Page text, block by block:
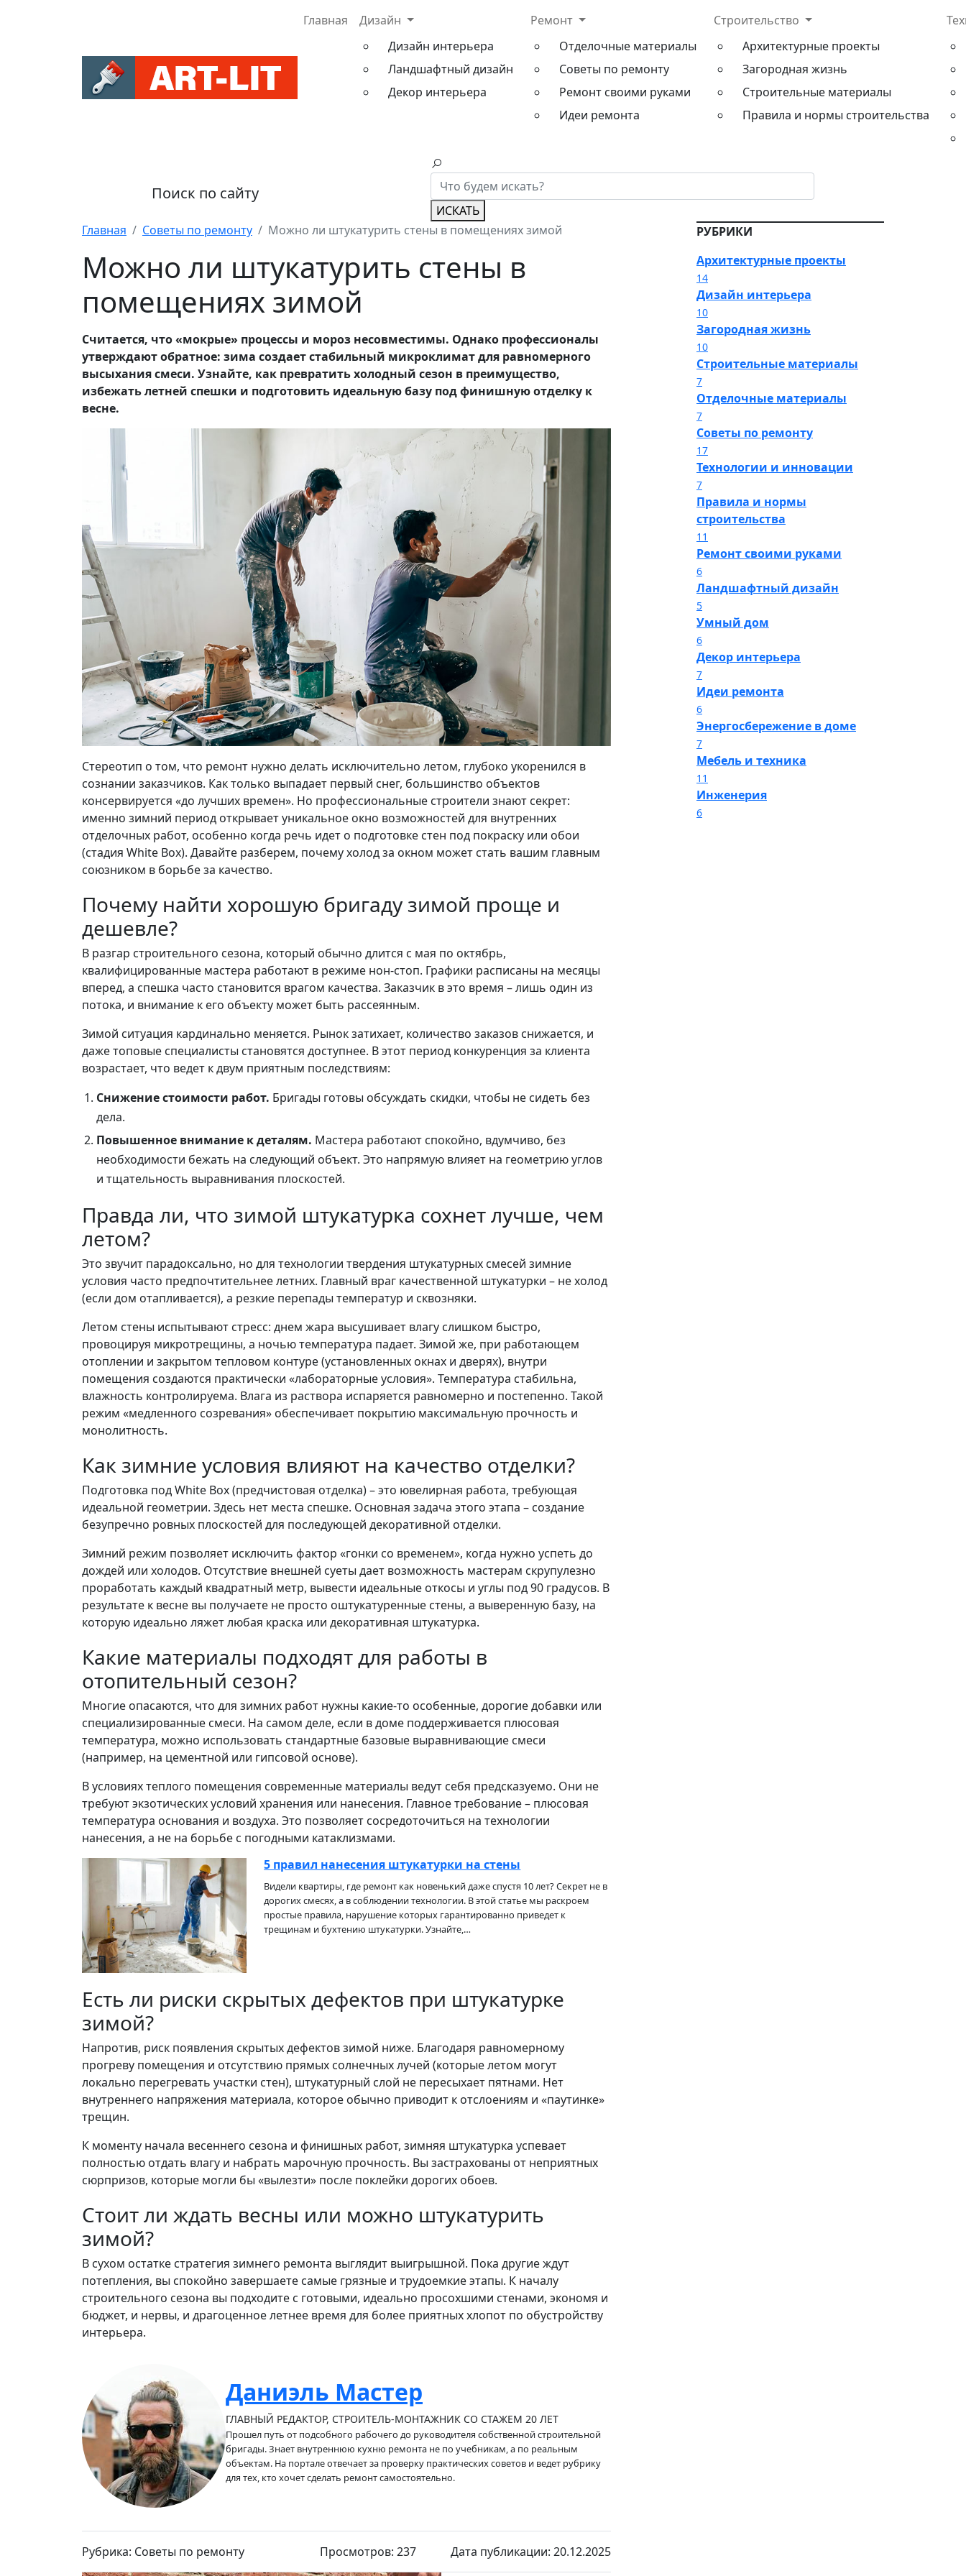
Главная
Дизайн
Дизайн интерьера
Ландшафтный дизайн
Декор интерьера
Ремонт
Отделочные материалы
Советы по ремонту
Ремонт своими руками
Идеи ремонта
Строительство
Архитектурные проекты
Загородная жизнь
Строительные материалы
Правила и нормы строительства
Поиск по сайту
ИСКАТЬ
Главная
Советы по ремонту Можно ли штукатурить стены в помещениях зимой
Можно ли штукатурить стены в
помещениях зимой
Считается, что «мокрые» процессы и мороз несовместимы. Однако профессионалы
утверждают обратное: зима создает стабильный микроклимат для равномерного
высыхания смеси. Узнайте, как превратить холодный сезон в преимущество,
избежать летней спешки и подготовить идеальную базу под финишную отделку к
весне.
Стереотип о том, что ремонт нужно делать исключительно летом, глубоко укоренился в
сознании заказчиков. Как только выпадает первый снег, большинство объектов
консервируется «до лучших времен». Но профессиональные строители знают секрет:
именно зимний период открывает уникальное окно возможностей для внутренних
отделочных работ, особенно когда речь идет о подготовке стен под покраску или обои
(стадия White Box). Давайте разберем, почему холод за окном может стать вашим главным
союзником в борьбе за качество.
Почему найти хорошую бригаду зимой проще и
дешевле?
В разгар строительного сезона, который обычно длится с мая по октябрь,
квалифицированные мастера работают в режиме нон-стоп. Графики расписаны на месяцы
вперед, а спешка часто становится врагом качества. Заказчик в это время – лишь один из
потока, и внимание к его объекту может быть рассеянным.
Зимой ситуация кардинально меняется. Рынок затихает, количество заказов снижается, и
даже топовые специалисты становятся доступнее. В этот период конкуренция за клиента
возрастает, что ведет к двум приятным последствиям:
Снижение стоимости работ. Бригады готовы обсуждать скидки, чтобы не сидеть без
дела.
Повышенное внимание к деталям. Мастера работают спокойно, вдумчиво, без
необходимости бежать на следующий объект. Это напрямую влияет на геометрию углов
и тщательность выравнивания плоскостей.
Правда ли, что зимой штукатурка сохнет лучше, чем
летом?
Это звучит парадоксально, но для технологии твердения штукатурных смесей зимние
условия часто предпочтительнее летних. Главный враг качественной штукатурки – не холод
(если дом отапливается), а резкие перепады температур и сквозняки.
Летом стены испытывают стресс: днем жара высушивает влагу слишком быстро,
провоцируя микротрещины, а ночью температура падает. Зимой же, при работающем
отоплении и закрытом тепловом контуре (установленных окнах и дверях), внутри
помещения создаются практически «лабораторные условия». Температура стабильна,
влажность контролируема. Влага из раствора испаряется равномерно и постепенно. Такой
режим «медленного созревания» обеспечивает покрытию максимальную прочность и
монолитность.
Как зимние условия влияют на качество отделки?
Подготовка под White Box (предчистовая отделка) – это ювелирная работа, требующая
идеальной геометрии. Здесь нет места спешке. Основная задача этого этапа – создание
безупречно ровных плоскостей для последующей декоративной отделки.
Зимний режим позволяет исключить фактор «гонки со временем», когда нужно успеть до
дождей или холодов. Отсутствие внешней суеты дает возможность мастерам скрупулезно
проработать каждый квадратный метр, вывести идеальные откосы и углы под 90 градусов. В
результате к весне вы получаете не просто оштукатуренные стены, а выверенную базу, на
которую идеально ляжет любая краска или декоративная штукатурка.
Какие материалы подходят для работы в
отопительный сезон?
Многие опасаются, что для зимних работ нужны какие-то особенные, дорогие добавки или
специализированные смеси. На самом деле, если в доме поддерживается плюсовая
температура, можно использовать стандартные базовые выравнивающие смеси
(например, на цементной или гипсовой основе).
В условиях теплого помещения современные материалы ведут себя предсказуемо. Они не
требуют экзотических условий хранения или нанесения. Главное требование – плюсовая
температура основания и воздуха. Это позволяет сосредоточиться на технологии
нанесения, а не на борьбе с погодными катаклизмами.
5 правил нанесения штукатурки на стены
Видели квартиры, где ремонт как новенький даже спустя 10 лет? Секрет не в
дорогих смесях, а в соблюдении технологии. В этой статье мы раскроем
простые правила, нарушение которых гарантированно приведет к
трещинам и бухтению штукатурки. Узнайте,…
Есть ли риски скрытых дефектов при штукатурке
зимой?
Напротив, риск появления скрытых дефектов зимой ниже. Благодаря равномерному
прогреву помещения и отсутствию прямых солнечных лучей (которые летом могут
локально перегревать участки стен), штукатурный слой не пересыхает пятнами. Нет
внутреннего напряжения материала, которое обычно приводит к отслоениям и «паутинке»
трещин.
К моменту начала весеннего сезона и финишных работ, зимняя штукатурка успевает
полностью отдать влагу и набрать марочную прочность. Вы застрахованы от неприятных
сюрпризов, которые могли бы «вылезти» после поклейки дорогих обоев.
Cтоит ли ждать весны или можно штукатурить
зимой?
В сухом остатке стратегия зимнего ремонта выглядит выигрышной. Пока другие ждут
потепления, вы спокойно завершаете самые грязные и трудоемкие этапы. К началу
строительного сезона вы подходите с готовыми, идеально просохшими стенами, экономя и
бюджет, и нервы, и драгоценное летнее время для более приятных хлопот по обустройству
интерьера.
Даниэль Мастер
ГЛАВНЫЙ РЕДАКТОР, СТРОИТЕЛЬ-МОНТАЖНИК СО СТАЖЕМ 20 ЛЕТ
Прошел путь от подсобного рабочего до руководителя собственной строительной
бригады. Знает внутреннюю кухню ремонта не по учебникам, а по реальным
объектам. На портале отвечает за проверку практических советов и ведет рубрику
для тех, кто хочет сделать ремонт самостоятельно.
Рубрика: Советы по ремонту Просмотров: 237 Дата публикации: 20.12.2025
РУБРИКИ
Архитектурные проекты
14
Дизайн интерьера
10
Загородная жизнь
10
Строительные материалы
7
Отделочные материалы
7
Советы по ремонту
17
Технологии и инновации
7
Правила и нормы
строительства
11
Ремонт своими руками
6
Ландшафтный дизайн
5
Умный дом
6
Декор интерьера
7
Идеи ремонта
6
Энергосбережение в доме
7
Мебель и техника
11
Инженерия
6